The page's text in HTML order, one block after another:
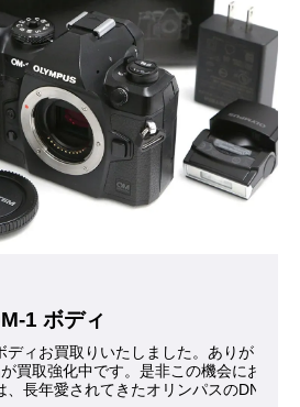
1 ボディ
ディお買取りいたしました。ありがとう
買取強化中です。是非この機会にお問合
長年愛されてきたオリンパスのDNAを